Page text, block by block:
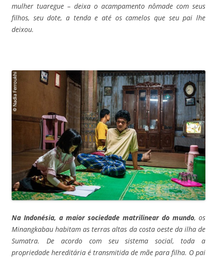
mulher tuaregue – deixa o acampamento nômade com seus
filhos, seu dote, a tenda e até os camelos que seu pai lhe
deixou.
Na Indonésia, a maior sociedade matrilinear do mundo, os
Minangkabau habitam as terras altas da costa oeste da ilha de
Sumatra. De acordo com seu sistema social, toda a
propriedade hereditária é transmitida de mãe para filha. O pai